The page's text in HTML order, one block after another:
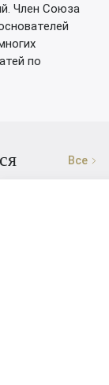
Член Союза
по
Все